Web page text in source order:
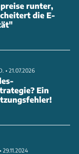
runter,
die E-
• 21.07.2026
Ein
29.11.2024